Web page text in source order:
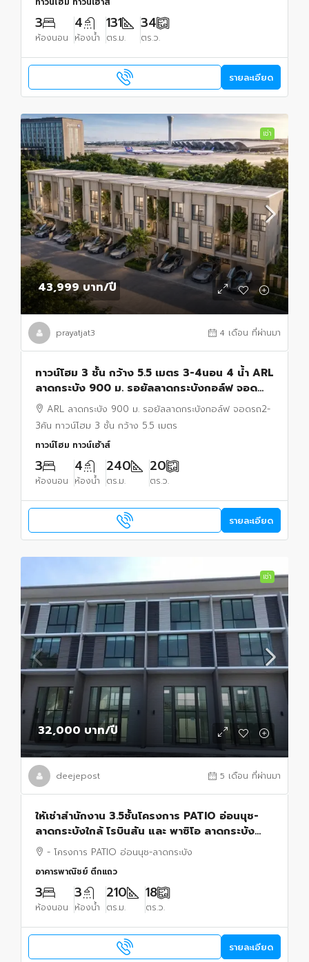
3
ห้องนอน
4
ห้องน้ำ
131
ตร.ม.
34
ตร.ว.
รายละเอียด
เช่า
43,999 บาท/ปี
prayatjat3 4 เดือน ที่ผ่านมา
ทาวน์โฮม 3 ชั้น กว้าง 5.5 เมตร 3-4นอน 4 น้ำ ARL
ลาดกระบัง 900 ม. รอยัลลาดกระบังกอล์ฟ จอด
รถ2-3คัน 20 ตร.ว. 240 ตร.ม. สุวรรณภูมิ
ARL ลาดกระบัง 900 ม. รอยัลลาดกระบังกอล์ฟ จอดรถ2-
3คัน ทาวน์โฮม 3 ชั้น กว้าง 5.5 เมตร
ทาวน์โฮม ทาวน์เฮ้าส์
3
ห้องนอน
4
ห้องน้ำ
240
ตร.ม.
20
ตร.ว.
รายละเอียด
เช่า
32,000 บาท/ปี
deejepost 5 เดือน ที่ผ่านมา
ให้เช่าสำนักงาน 3.5ชั้นโครงการ PATIO อ่อนนุช-
ลาดกระบังใกล้ โรบินสัน และ พาซิโอ ลาดกระบัง
ถนน หลวงแพ่ง
- โครงการ PATIO อ่อนนุช-ลาดกระบัง
อาคารพาณิชย์ ตึกแถว
3
ห้องนอน
3
ห้องน้ำ
210
ตร.ม.
18
ตร.ว.
รายละเอียด